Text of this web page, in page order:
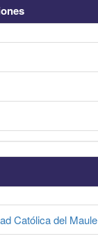
Católica del Maule